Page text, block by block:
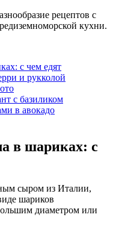
рецептов с
кухни.
с чем едят
и рукколой
с базиликом
в авокадо
в шариках: с
сыром из Италии,
шариков
диаметром или